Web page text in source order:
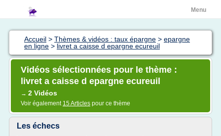
Menu
Accueil > Thèmes & vidéos : taux épargne > epargne
en ligne > livret a caisse d epargne ecureuil
Vidéos sélectionnées pour le thème :
livret a caisse d epargne ecureuil
→ 2 Vidéos
Voir également 15 Articles pour ce thème
Les échecs